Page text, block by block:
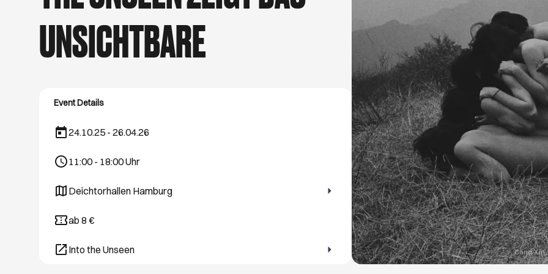
Spaziergänge. Wir verraten dir die schönsten Orte zum Spazieren
zwischen
sie heute
zur Kunst
kleinen
wärst.
Cang
UNSICHTBARE
Event Details
24.10.25 - 26.04.26
11:00 - 18:00Uhr
Deichtorhallen Hamburg
Öffnet ein neues Browser-Tab
ab 8 €
Into the Unseen
Öffnet ein neues Browser-Tab